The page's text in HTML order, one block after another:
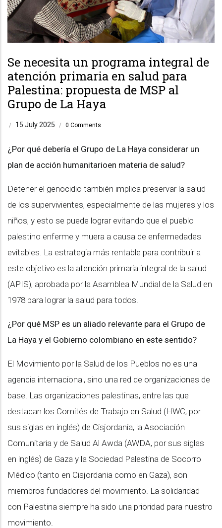
Se necesita un programa integral de
atención primaria en salud para
Palestina: propuesta de MSP al
Grupo de La Haya
/ 15 July 2025 / 0 Comments
¿Por qué debería el Grupo de La Haya considerar un
plan de acción humanitarioen materia de salud?
Detener el genocidio también implica preservar la salud
de los supervivientes, especialmente de las mujeres y los
niños, y esto se puede lograr evitando que el pueblo
palestino enferme y muera a causa de enfermedades
evitables. La estrategia más rentable para contribuir a
este objetivo es la atención primaria integral de la salud
(APIS), aprobada por la Asamblea Mundial de la Salud en
1978 para lograr la salud para todos.
¿Por qué MSP es un aliado relevante para el Grupo de
La Haya y el Gobierno colombiano en este sentido?
El Movimiento por la Salud de los Pueblos no es una
agencia internacional, sino una red de organizaciones de
base. Las organizaciones palestinas, entre las que
destacan los Comités de Trabajo en Salud (HWC, por
sus siglas en inglés) de Cisjordania, la Asociación
Comunitaria y de Salud Al Awda (AWDA, por sus siglas
en inglés) de Gaza y la Sociedad Palestina de Socorro
Médico (tanto en Cisjordania como en Gaza), son
miembros fundadores del movimiento. La solidaridad
con Palestina siempre ha sido una prioridad para nuestro
movimiento.